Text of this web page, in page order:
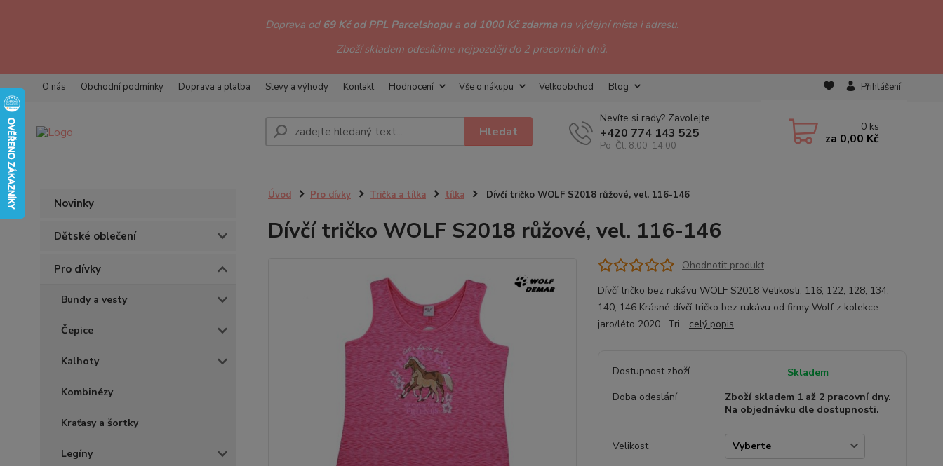
Doprava od 69 Kč od PPL Parcelshopua od 1000 Kč zdarma na výdejní místa i adresu.
Zboží skladem odesíláme nejpozději do 2 pracovních dnů.
O nás Obchodní podmínky Doprava a platba Slevy a výhody Kontakt Hodnocení Vše o nákupu Velkoobchod Blog Přihlášení
Hledat
Nevíte si rady? Zavolejte.
+420 774 143 525
Po-Čt: 8.00-14.00
0 ks
za 0,00 Kč
Novinky
Dětské oblečení
Pro dívky
Bundy a vesty
Čepice
Kalhoty
Kombinézy
Kraťasy a šortky
Legíny
Úvod Pro dívky Trička a tílka tílka Dívčí tričko WOLF S2018 růžové, vel. 116-146
Dívčí tričko WOLF S2018 růžové, vel. 116-146
Ohodnotit produkt
Dívčí tričko bez rukávu WOLF S2018 Velikosti: 116, 122, 128, 134,
140, 146 Krásné dívčí tričko bez rukávu od firmy Wolf z kolekce
jaro/léto 2020. Tri... celý popis
Dostupnost zboží
Skladem
Doba odeslání
Zboží skladem 1 až 2 pracovní dny.
Na objednávku dle dostupnosti.
Velikost